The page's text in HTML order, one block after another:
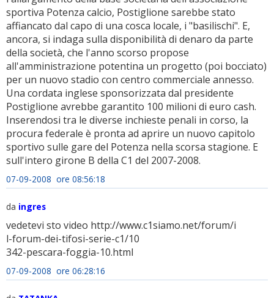
sportiva Potenza calcio, Postiglione sarebbe stato
affiancato dal capo di una cosca locale, i "basilischi". E,
ancora, si indaga sulla disponibilità di denaro da parte
della società, che l'anno scorso propose
all'amministrazione potentina un progetto (poi bocciato)
per un nuovo stadio con centro commerciale annesso.
Una cordata inglese sponsorizzata dal presidente
Postiglione avrebbe garantito 100 milioni di euro cash.
Inserendosi tra le diverse inchieste penali in corso, la
procura federale è pronta ad aprire un nuovo capitolo
sportivo sulle gare del Potenza nella scorsa stagione. E
sull'intero girone B della C1 del 2007-2008.
07-09-2008 ore 08:56:18
da ingres
vedetevi sto video http://www.c1siamo.net/forum/i
l-forum-dei-tifosi-serie-c1/10
342-pescara-foggia-10.html
07-09-2008 ore 06:28:16